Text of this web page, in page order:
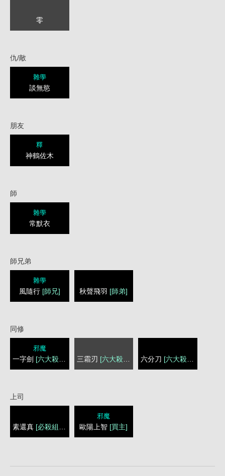
零
仇/敵
雜學
談無慾
朋友
釋
神鶴佐木
師
雜學
常默衣
師兄弟
雜學
風隨行 [師兄] 秋聲飛羽 [師弟]
同修
邪魔
一字劍 [六大殺手] 三霜刃 [六大殺手] 六分刀 [六大殺手]
上司
素還真 [必殺組召集]
邪魔
歐陽上智 [買主]